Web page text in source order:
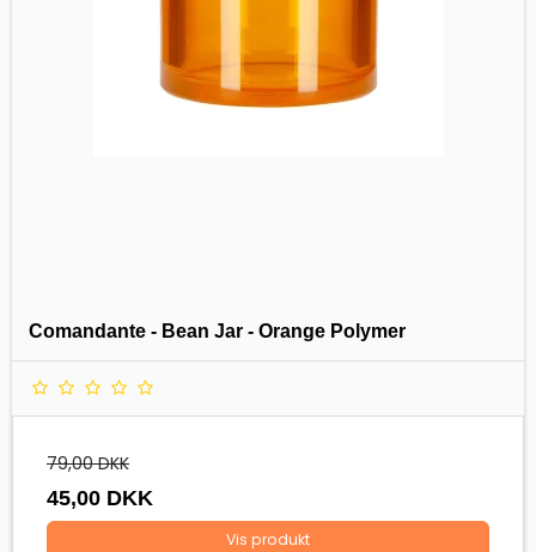
Comandante - Bean Jar - Orange Polymer
79,00 DKK
45,00 DKK
Vis produkt